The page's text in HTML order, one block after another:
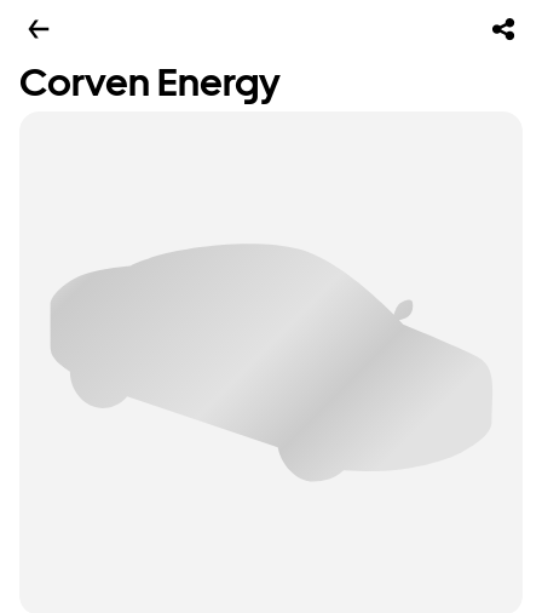
Corven Energy